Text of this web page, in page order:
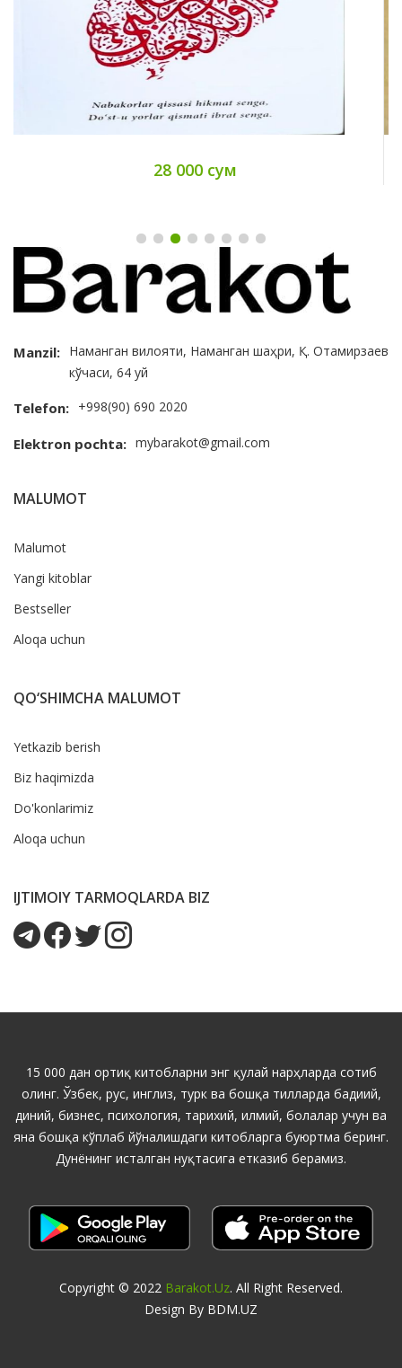
33 000 сум
Manzil: Наманган вилояти, Наманган шаҳри, Қ. Отамирзаев
кўчаси, 64 уй
Telefon: +998(90) 690 2020
Elektron pochta: mybarakot@gmail.com
MALUMOT
Malumot
Yangi kitoblar
Bestseller
Aloqa uchun
QO‘SHIMCHA MALUMOT
Yetkazib berish
Biz haqimizda
Do'konlarimiz
Aloqa uchun
IJTIMOIY TARMOQLARDA BIZ
15 000 дан ортиқ китобларни энг қулай нарҳларда сотиб
олинг. Ўзбек, рус, инглиз, турк ва бошқа тилларда бадиий,
диний, бизнес, психология, тарихий, илмий, болалар учун ва
яна бошқа кўплаб йўналишдаги китобларга буюртма беринг.
Дунёнинг исталган нуқтасига етказиб берамиз.
Copyright © 2022 Barakot.uz. All Right Reserved.
Design By BDM.UZ